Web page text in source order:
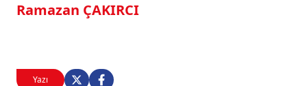
Yazı
Ramazan ÇAKIRCI